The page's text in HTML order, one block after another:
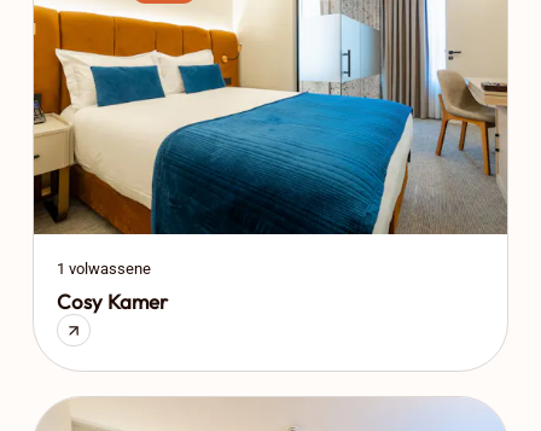
1 volwassene
Cosy Kamer